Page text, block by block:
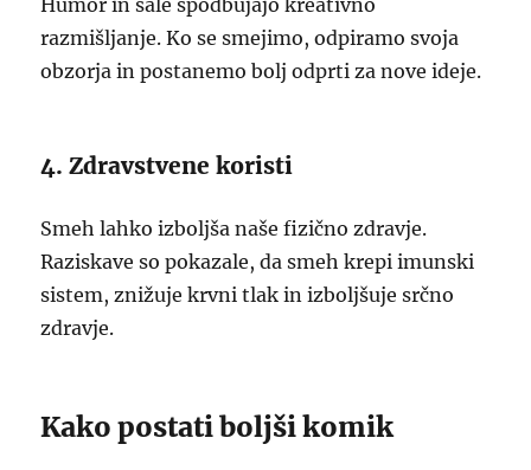
Humor in šale spodbujajo kreativno
razmišljanje. Ko se smejimo, odpiramo svoja
obzorja in postanemo bolj odprti za nove ideje.
4. Zdravstvene koristi
Smeh lahko izboljša naše fizično zdravje.
Raziskave so pokazale, da smeh krepi imunski
sistem, znižuje krvni tlak in izboljšuje srčno
zdravje.
Kako postati boljši komik